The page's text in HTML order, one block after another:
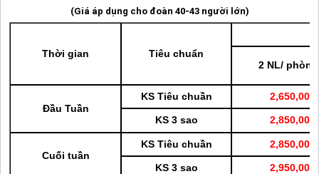
(Giá áp dụng cho đoàn 40-43 người lớn)
Thời gian
Tiêu chuẩn
2 NL/ phòng
Đầu Tuần
KS Tiêu chuần 2,650,000
KS 3 sao 2,850,000
Cuối tuần
KS Tiêu chuần 2,850,000
KS 3 sao 2,950,000